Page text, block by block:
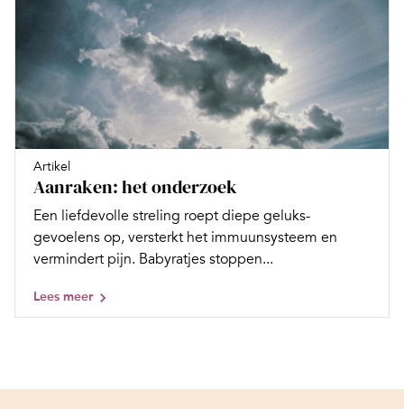
Artikel
Aanraken: het onderzoek
Een liefdevolle streling roept diepe geluks­
gevoelens op, versterkt het immuunsysteem en
vermindert pijn. Babyratjes stoppen...
Lees meer